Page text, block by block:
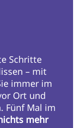
Schritte
– mit
immer im
Ort und
Fünf Mal im
mehr